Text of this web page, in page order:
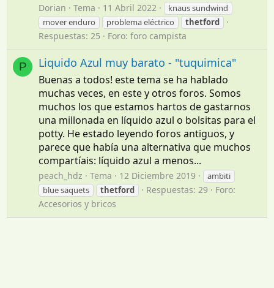
Dorian Tema 11 Abril 2022
knaus sundwind
mover enduro
problema eléctrico thetford
Respuestas: 25 Foro:foro campista
P Liquido Azul muy barato - "tuquimica"
Buenas a todos! este tema se ha hablado
muchas veces, en este y otros foros. Somos
muchos los que estamos hartos de gastarnos
una millonada en líquido azul o bolsitas para el
potty. He estado leyendo foros antiguos, y
parece que había una alternativa que muchos
compartíais: líquido azul a menos...
peach_hdz Tema 12 Diciembre 2019
ambiti
blue saquets
thetford Respuestas: 29
Foro:
Accesorios y bricos